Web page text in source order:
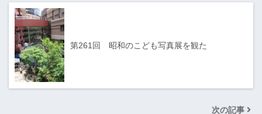
第261回 昭和のこども写真展を観た
次の記事